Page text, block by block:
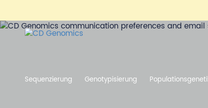
Sequenzierung Genotypisierung